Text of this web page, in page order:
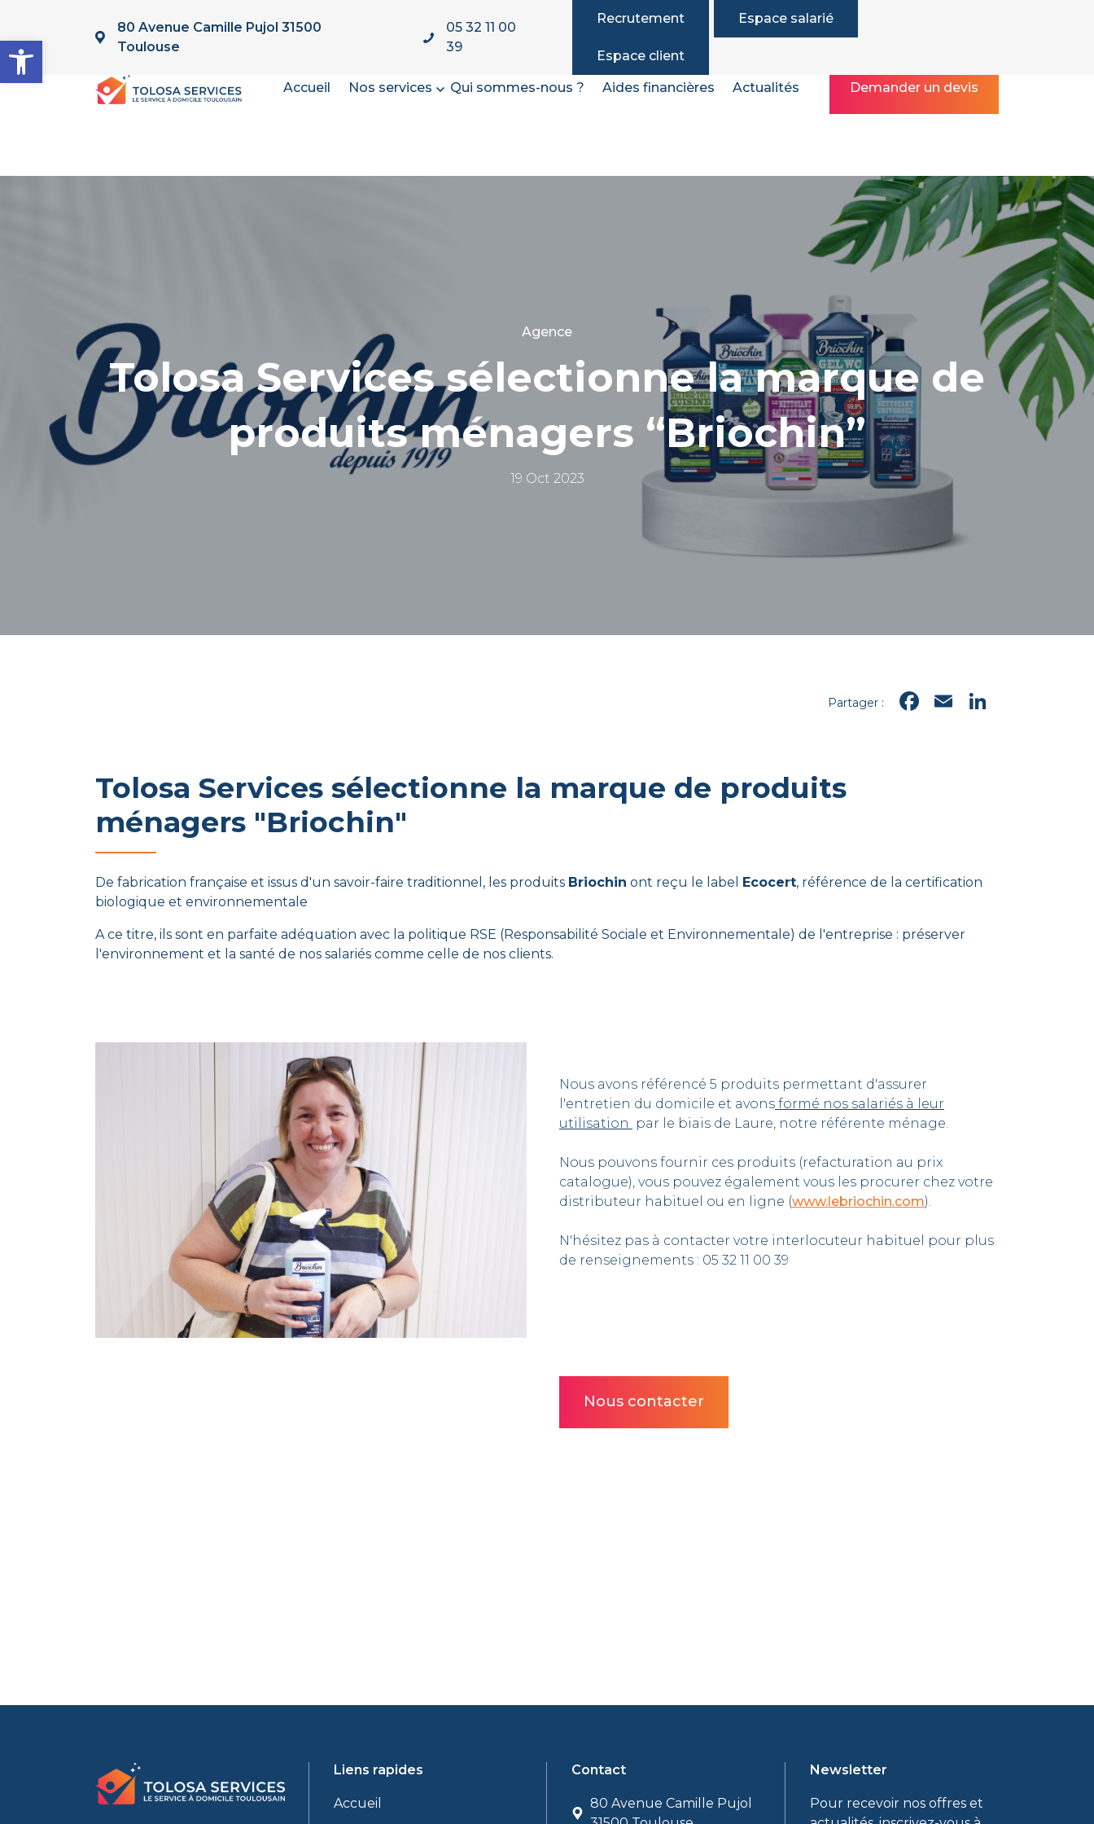
Ouvrir la barre d’outils
80 Avenue Camille Pujol 31500
Toulouse
05 32 11 00
39
Recrutement Espace salarié
Espace client
Accueil Nos services Qui sommes-nous ? Aides financières Actualités Demander un devis
Agence
Tolosa Services sélectionne la marque de
produits ménagers “Briochin”
19 Oct 2023
Partager : Facebook
Email
Tolosa Services sélectionne la marque de produits
ménagers "Briochin"
De fabrication française et issus d'un savoir-faire traditionnel, les produits Briochin ont reçu le label Ecocert, référence de la certification
biologique et environnementale
A ce titre, ils sont en parfaite adéquation avec la politique RSE (Responsabilité Sociale et Environnementale) de l'entreprise : préserver
l'environnement et la santé de nos salariés comme celle de nos clients.
Nous avons référencé 5 produits permettant d'assurer
l'entretien du domicile et avons formé nos salariés à leur
utilisation
par le biais de Laure, notre référente ménage.
Nous pouvons fournir ces produits (refacturation au prix
catalogue), vous pouvez également vous les procurer chez votre
distributeur habituel ou en ligne (www.lebriochin.com).
N'hésitez pas à contacter votre interlocuteur habituel pour plus
de renseignements : 05 32 11 00 39
Nous contacter
Liens rapides
Accueil
Contact
80 Avenue Camille Pujol
Newsletter
Pour recevoir nos offres et